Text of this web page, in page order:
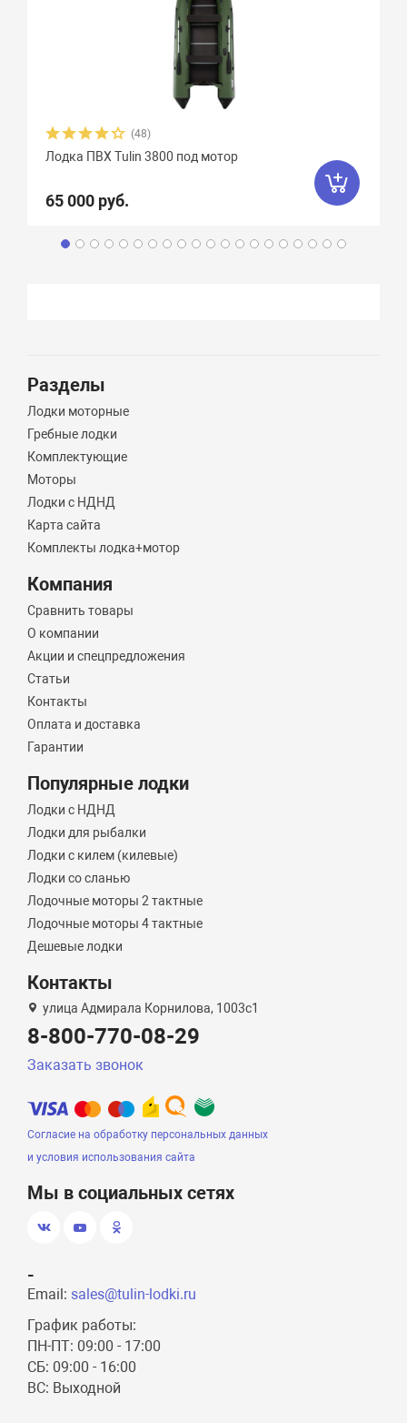
(48)
Лодка ПВХ Tulin 3800 под мотор
65 000 руб.
Разделы
Лодки моторные
Гребные лодки
Комплектующие
Моторы
Лодки с НДНД
Карта сайта
Комплекты лодка+мотор
Компания
Сравнить товары
О компании
Акции и спецпредложения
Статьи
Контакты
Оплата и доставка
Гарантии
Популярные лодки
Лодки с НДНД
Лодки для рыбалки
Лодки с килем (килевые)
Лодки со сланью
Лодочные моторы 2 тактные
Лодочные моторы 4 тактные
Дешевые лодки
Контакты
улица Адмирала Корнилова, 1003с1
8-800-770-08-29
Заказать звонок
Согласие на обработку персональных данных
и условия использования сайта
Мы в социальных сетях
-
Email: sales@tulin-lodki.ru
График работы:
ПН-ПТ: 09:00 - 17:00
СБ: 09:00 - 16:00
ВС: Выходной